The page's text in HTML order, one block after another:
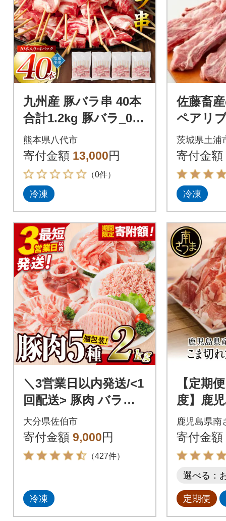
九州産 豚バラ串 40本
合計1.2kg 豚バラ_080
-3038-C
熊本県八代市
寄付金額 13,000円
（0件）
冷凍
佐藤畜
ペアリ
茨城県土浦
寄付金額
冷凍
＼3営業日以内発送/<1
回配送> 豚肉 バラエ
ティーパック (合計2k
g)
大分県佐伯市
寄付金額 9,000円
（427件）
冷凍
【定期
度】鹿
ま切れ
回(合計
鹿児島県南
寄付金額
選べる：
定期便